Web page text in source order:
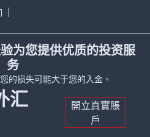
为您提供优质的投资服
务
的损失可能大于您的入金。
汇
開立真實賬
戶